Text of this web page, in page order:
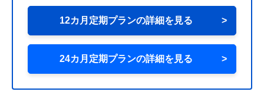
12カ月定期プランの詳細を見る >
24カ月定期プランの詳細を見る >